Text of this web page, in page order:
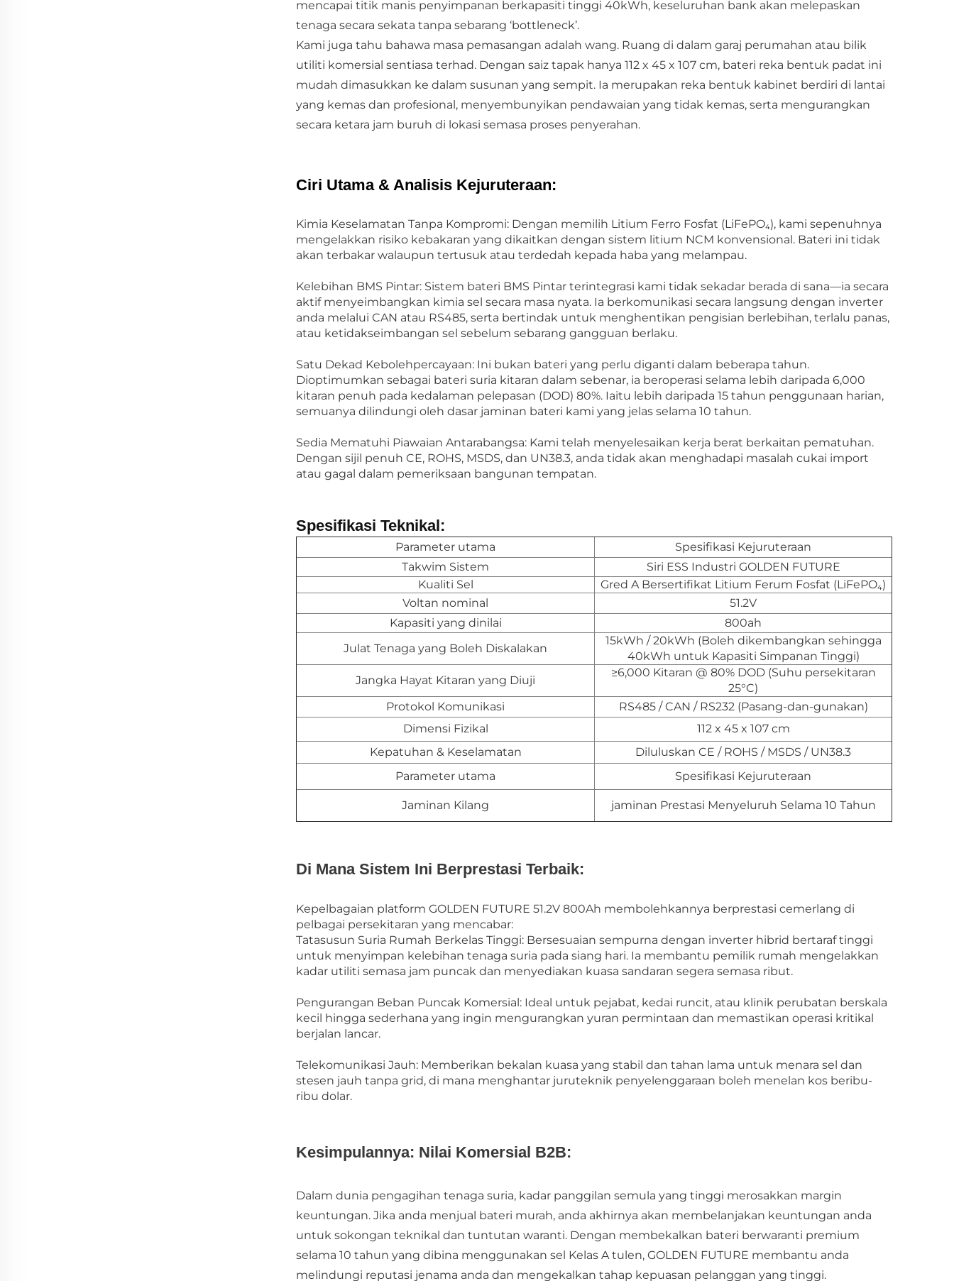
mencapai titik manis penyimpanan berkapasiti tinggi 40kWh, keseluruhan bank akan melepaskan
tenaga secara sekata tanpa sebarang ‘bottleneck’.
Kami juga tahu bahawa masa pemasangan adalah wang. Ruang di dalam garaj perumahan atau bilik
utiliti komersial sentiasa terhad. Dengan saiz tapak hanya 112 x 45 x 107 cm, bateri reka bentuk padat ini
mudah dimasukkan ke dalam susunan yang sempit. Ia merupakan reka bentuk kabinet berdiri di lantai
yang kemas dan profesional, menyembunyikan pendawaian yang tidak kemas, serta mengurangkan
secara ketara jam buruh di lokasi semasa proses penyerahan.
Ciri Utama & Analisis Kejuruteraan:
Kimia Keselamatan Tanpa Kompromi: Dengan memilih Litium Ferro Fosfat (LiFePO₄), kami sepenuhnya
mengelakkan risiko kebakaran yang dikaitkan dengan sistem litium NCM konvensional. Bateri ini tidak
akan terbakar walaupun tertusuk atau terdedah kepada haba yang melampau.
Kelebihan BMS Pintar: Sistem bateri BMS Pintar terintegrasi kami tidak sekadar berada di sana—ia secara
aktif menyeimbangkan kimia sel secara masa nyata. Ia berkomunikasi secara langsung dengan inverter
anda melalui CAN atau RS485, serta bertindak untuk menghentikan pengisian berlebihan, terlalu panas,
atau ketidakseimbangan sel sebelum sebarang gangguan berlaku.
Satu Dekad Kebolehpercayaan: Ini bukan bateri yang perlu diganti dalam beberapa tahun.
Dioptimumkan sebagai bateri suria kitaran dalam sebenar, ia beroperasi selama lebih daripada 6,000
kitaran penuh pada kedalaman pelepasan (DOD) 80%. Iaitu lebih daripada 15 tahun penggunaan harian,
semuanya dilindungi oleh dasar jaminan bateri kami yang jelas selama 10 tahun.
Sedia Mematuhi Piawaian Antarabangsa: Kami telah menyelesaikan kerja berat berkaitan pematuhan.
Dengan sijil penuh CE, ROHS, MSDS, dan UN38.3, anda tidak akan menghadapi masalah cukai import
atau gagal dalam pemeriksaan bangunan tempatan.
Spesifikasi Teknikal:
Parameter utama
Spesifikasi Kejuruteraan
Takwim Sistem
Siri ESS Industri GOLDEN FUTURE
Kualiti Sel
Gred A Bersertifikat Litium Ferum Fosfat (LiFePO₄)
Voltan nominal
51.2V
Kapasiti yang dinilai
800ah
Julat Tenaga yang Boleh Diskalakan
15kWh / 20kWh (Boleh dikembangkan sehingga
40kWh untuk Kapasiti Simpanan Tinggi)
Jangka Hayat Kitaran yang Diuji
≥6,000 Kitaran @ 80% DOD (Suhu persekitaran
25°C)
Protokol Komunikasi
RS485 / CAN / RS232 (Pasang-dan-gunakan)
Dimensi Fizikal
112 x 45 x 107 cm
Kepatuhan & Keselamatan
Diluluskan CE / ROHS / MSDS / UN38.3
Parameter utama
Spesifikasi Kejuruteraan
Jaminan Kilang jaminan Prestasi Menyeluruh Selama 10 Tahun
Di Mana Sistem Ini Berprestasi Terbaik:
Kepelbagaian platform GOLDEN FUTURE 51.2V 800Ah membolehkannya berprestasi cemerlang di
pelbagai persekitaran yang mencabar:
Tatasusun Suria Rumah Berkelas Tinggi: Bersesuaian sempurna dengan inverter hibrid bertaraf tinggi
untuk menyimpan kelebihan tenaga suria pada siang hari. Ia membantu pemilik rumah mengelakkan
kadar utiliti semasa jam puncak dan menyediakan kuasa sandaran segera semasa ribut.
Pengurangan Beban Puncak Komersial: Ideal untuk pejabat, kedai runcit, atau klinik perubatan berskala
kecil hingga sederhana yang ingin mengurangkan yuran permintaan dan memastikan operasi kritikal
berjalan lancar.
Telekomunikasi Jauh: Memberikan bekalan kuasa yang stabil dan tahan lama untuk menara sel dan
stesen jauh tanpa grid, di mana menghantar juruteknik penyelenggaraan boleh menelan kos beribu-
ribu dolar.
Kesimpulannya: Nilai Komersial B2B:
Dalam dunia pengagihan tenaga suria, kadar panggilan semula yang tinggi merosakkan margin
keuntungan. Jika anda menjual bateri murah, anda akhirnya akan membelanjakan keuntungan anda
untuk sokongan teknikal dan tuntutan waranti. Dengan membekalkan bateri berwaranti premium
selama 10 tahun yang dibina menggunakan sel Kelas A tulen, GOLDEN FUTURE membantu anda
melindungi reputasi jenama anda dan mengekalkan tahap kepuasan pelanggan yang tinggi.